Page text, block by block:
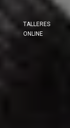
TALLERES
ONLINE